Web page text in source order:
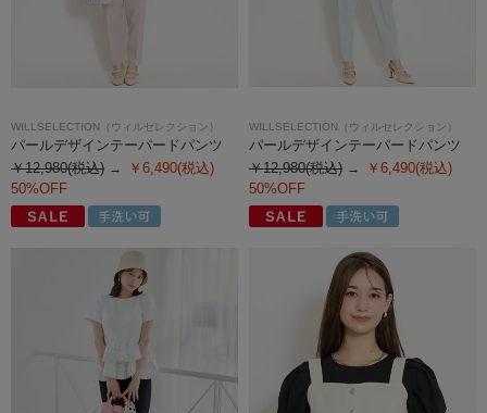
WILLSELECTION（ウィルセレクション）
パールデザインテーパードパンツ
￥12,980(税込)
￥6,490(税込)
50%OFF
WILLSELECTION（ウィルセレクション）
パールデザインテーパードパンツ
￥12,980(税込)
￥6,490(税込)
50%OFF